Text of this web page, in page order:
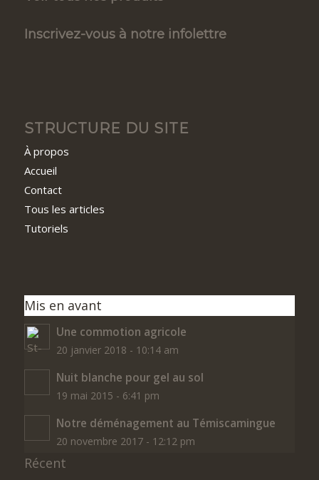
Inscrivez-vous à notre infolettre
STRUCTURE DU SITE
À propos
Accueil
Contact
Tous les articles
Tutoriels
Mis en avant
Une commotion agricole
20 janvier 2018 - 10:14 am
Nuit blanche pour gel au sol
19 mai 2015 - 6:41 pm
Notre déménagement au Témiscamingue
20 novembre 2017 - 12:12 pm
Récent